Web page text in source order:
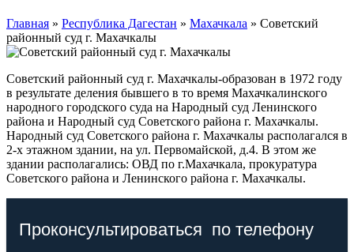
Главная » Республика Дагестан » Махачкала » Советский
районный суд г. Махачкалы
Советский районный суд г. Махачкалы-образован в 1972 году
в результате деления бывшего в то время Махачкалинского
народного городского суда на Народный суд Ленинского
района и Народный суд Советского района г. Махачкалы.
Народный суд Советского района г. Махачкалы располагался в
2-х этажном здании, на ул. Первомайской, д.4. В этом же
здании располагались: ОВД по г.Махачкала, прокуратура
Советского района и Ленинского района г. Махачкалы.